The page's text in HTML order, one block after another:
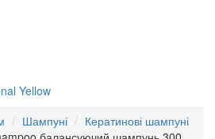
Yellow
Шампуні
Кератинові шампуні